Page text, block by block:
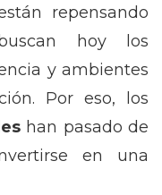
repensando
hoy los
y ambientes
Por eso, los
han pasado de
en una